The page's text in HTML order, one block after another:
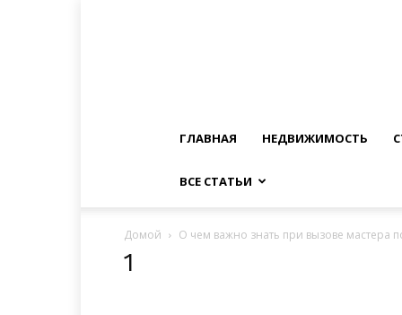
ГЛАВНАЯ НЕДВИЖИМОСТЬ
ВСЕ СТАТЬИ
Домой О чем важно знать при вызове мастера
1